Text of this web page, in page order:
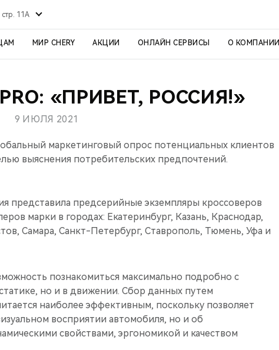
стр. 11А
МИР CHERY АКЦИИ ОНЛАЙН СЕРВИСЫ О КОМПАНИИ
PRO: «ПРИВЕТ, РОССИЯ!»
9 ИЮЛЯ 2021
маркетинговый опрос потенциальных клиентов
выяснения потребительских предпочтений.
представила предсерийные экземпляры кроссоверов
марки в городах: Екатеринбург, Казань, Краснодар,
Самара, Санкт-Петербург, Ставрополь, Тюмень, Уфа и
познакомиться максимально подробно с
но и в движении. Сбор данных путем
наиболее эффективным, поскольку позволяет
восприятии автомобиля, но и об
свойствами, эргономикой и качеством